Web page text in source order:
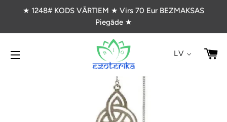
★ 1248# KODS VĀRTIEM ★ Virs 70 Eur BEZMAKSAS
Piegāde ★
VIETNES NAVIGĀCIJA
LV